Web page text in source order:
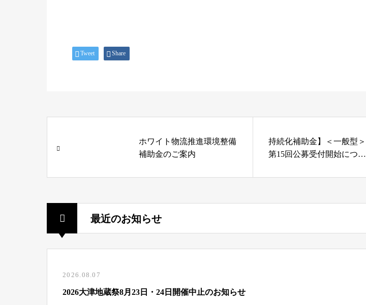
Tweet Share
ホワイト物流推進環境整備
補助金のご案内
持続化補助金】＜一般型＞
第15回公募受付開始につい
最近のお知らせ
2026.08.07
2026大津地蔵祭8月23日・24日開催中止のお知らせ